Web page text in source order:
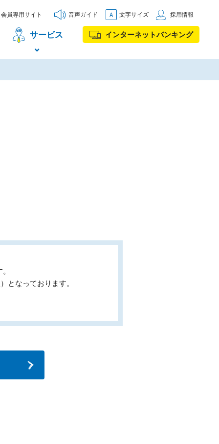
サービス インターネットバンキング
会員専用サイト 音声ガイド 文字サイズ 採用情報
となっております。